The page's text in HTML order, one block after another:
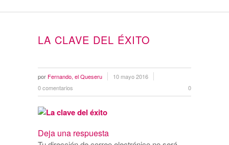
LA CLAVE DEL ÉXITO
por Fernando, el Queseru
10 mayo 2016
0 comentarios
0
Deja una respuesta